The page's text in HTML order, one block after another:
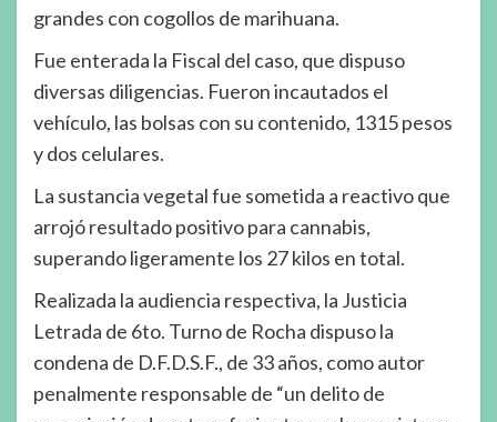
grandes con cogollos de marihuana.
Fue enterada la Fiscal del caso, que dispuso
diversas diligencias. Fueron incautados el
vehículo, las bolsas con su contenido, 1315 pesos
y dos celulares.
La sustancia vegetal fue sometida a reactivo que
arrojó resultado positivo para cannabis,
superando ligeramente los 27 kilos en total.
Realizada la audiencia respectiva, la Justicia
Letrada de 6to. Turno de Rocha dispuso la
condena de D.F.D.S.F., de 33 años, como autor
penalmente responsable de “un delito de